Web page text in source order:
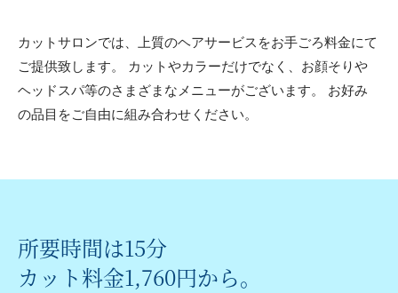
カットサロンでは、上質のヘアサービスをお手ごろ料金にて
ご提供致します。 カットやカラーだけでなく、お顔そりや
ヘッドスパ等のさまざまなメニューがございます。 お好み
の品目をご自由に組み合わせください。
所要時間は15分
カット料金1,760円から。